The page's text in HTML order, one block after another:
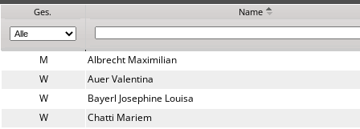
Ges. Name
M
Albrecht Maximilian
W
Auer Valentina
W
Bayerl Josephine Louisa
W
Chatti Mariem